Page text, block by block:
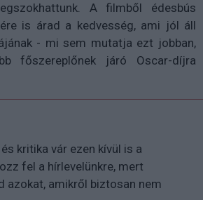
A filmből édesbús
is árad a kedvesség, ami jól áll
- mi sem mutatja ezt jobban,
főszereplőnek járó Oscar-díjra
kritika vár ezen kívül is a
fel a hírlevelünkre, mert
azokat, amikről biztosan nem